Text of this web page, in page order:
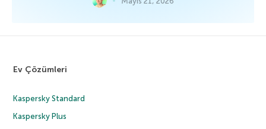
Ev Çözümleri
Kaspersky Standard
Kaspersky Plus